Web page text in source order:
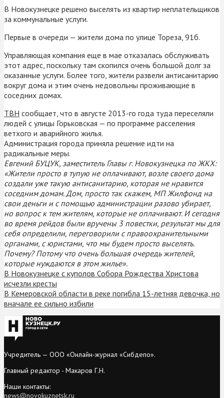
В Новокузнецке решено выселять из квартир неплательщиков
за коммунальные услуги.
Первые в очереди — жители дома по улице Тореза, 91б.
Управляющая компания еще в мае отказалась обслуживать
этот адрес, поскольку там скопился очень большой долг за
оказанные услуги. Более того, жители развели антисанитарию
вокруг дома и этим очень недовольны проживающие в
соседних домах.
ТВН сообщает, что в августе 2013-го года туда переселяли
людей с улицы Горьковская — по программе расселения
ветхого и аварийного жилья.
Администрация города приняла решение идти на
радикальные меры.
Евгений БУЦУК, заместитель Главы г. Новокузнецка по ЖКХ:
«Жители просто в тупую не оплачивают, возле своего дома
создали уже такую антисанитарию, которая не нравится
соседним домам. Дом, просто так скажем, МП Жилфонд на
свои деньги и с помощью администрации разово убирает,
но вопрос к тем жителям, которые не оплачивают. И сегодня
во время рейдов были вручены 3 повестки, результат мы для
себя определили, переговорили с правоохранительными
органами, с юристами, что мы будем просто выселять.
Почему? Потому что очень большая очередь жителей,
которые нуждаются в этом жилье».
В Новокузнецке с куполов Собора Рождества Христова
исчезли кресты
В Кемеровской области в реке погибла 15-летняя девочка, но
вначале ее сильно избили
Учредитель — ООО «Онлайн-журнал «Сибдепо».
Главный редактор - Макаров Г.Н.
Наши контакты:
news@novokuznetsk.ru